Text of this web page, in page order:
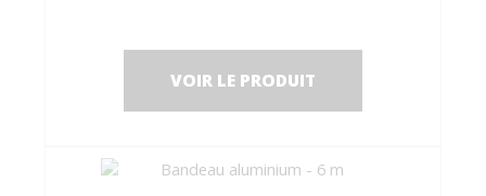
VOIR LE PRODUIT